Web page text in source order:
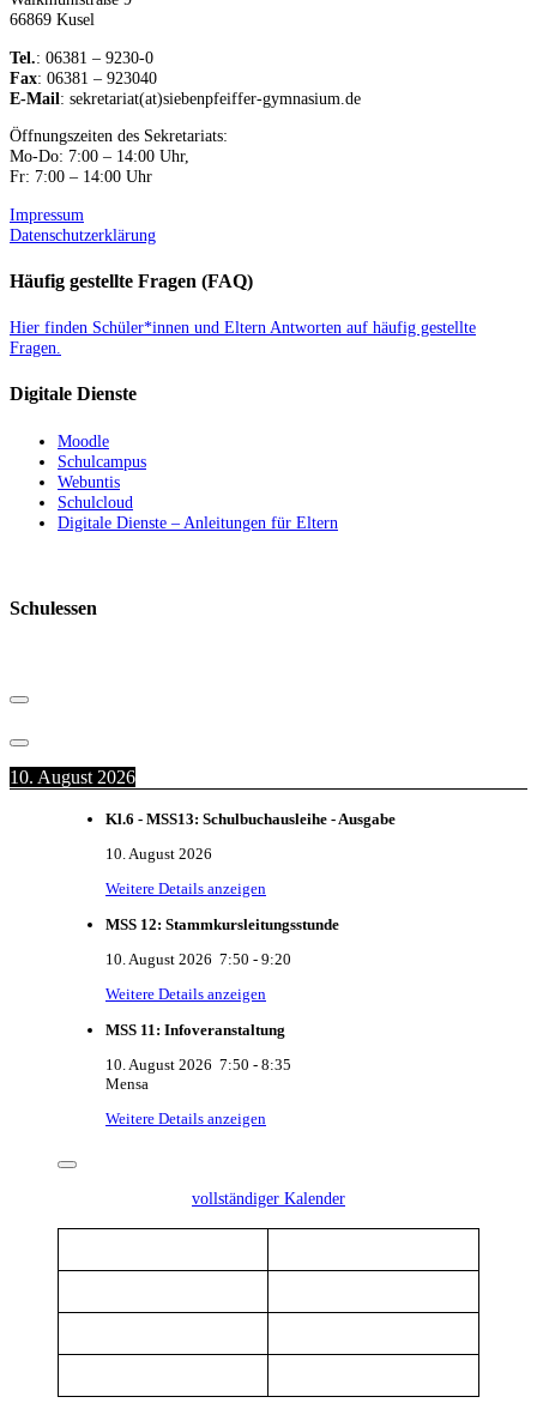
66869 Kusel
Tel.: 06381 – 9230-0
Fax: 06381 – 923040
E-Mail: sekretariat(at)siebenpfeiffer-gymnasium.de
Öffnungszeiten des Sekretariats:
Mo-Do: 7:00 – 14:00 Uhr,
Fr: 7:00 – 14:00 Uhr
Impressum
Datenschutzerklärung
Häufig gestellte Fragen (FAQ)
Hier finden Schüler*innen und Eltern Antworten auf häufig gestellte
Fragen.
Digitale Dienste
Moodle
Schulcampus
Webuntis
Schulcloud
Digitale Dienste – Anleitungen für Eltern
Schulessen
10. August 2026
Kl.6 - MSS13: Schulbuchausleihe - Ausgabe
10. August 2026
Weitere Details anzeigen
MSS 12: Stammkursleitungsstunde
10. August 2026 7:50 - 9:20
Weitere Details anzeigen
MSS 11: Infoveranstaltung
10. August 2026 7:50 - 8:35
Mensa
Weitere Details anzeigen
vollständiger Kalender